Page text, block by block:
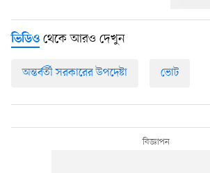
ভিডিও থেকে আরও দেখুন
অন্তর্বর্তী সরকারের উপদেষ্টা ভোট